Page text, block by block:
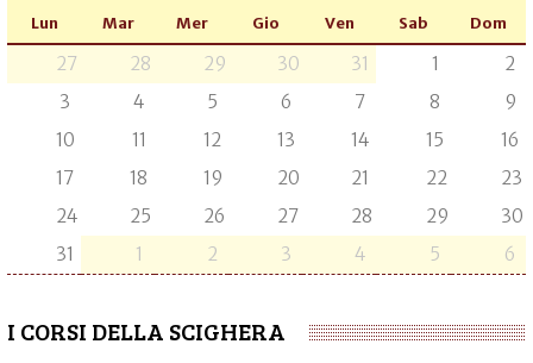
Lun Mar Mer Gio Ven Sab Dom
27 28 29 30 31 1
2
3
4 5 6 7 8
9
10
11 12 13 14 15
16
17
18 19 20 21 22
23
24
25 26 27 28 29
30
31
1 2 3 4 5 6
I CORSI DELLA SCIGHERA